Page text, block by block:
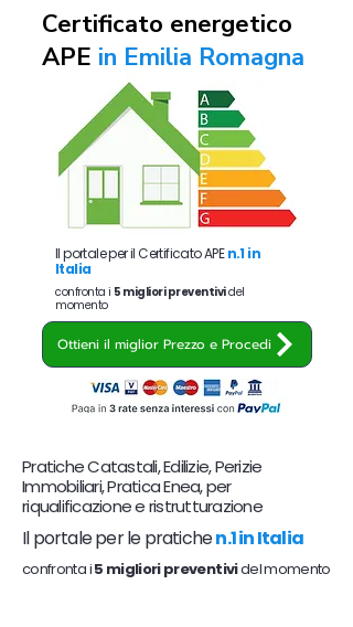
Certificato energetico
APE in Emilia Romagna
Il portale per il Certificato APE n.1 in
Italia
confronta i 5 migliori preventividel
momento
Ottieni il miglior Prezzo e Procedi
Pratiche Catastali, Edilizie, Perizie
Immobiliari, Pratica Enea, per
riqualificazione e ristrutturazione
Il portale per le pratichen.1 in Italia
confronta i5 migliori preventividel momento